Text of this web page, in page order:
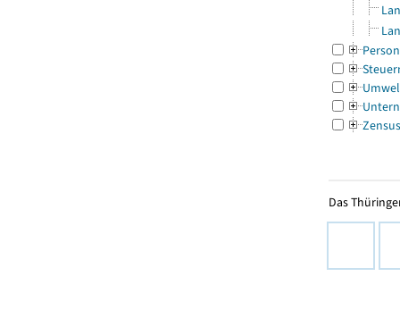
Zensus
Das